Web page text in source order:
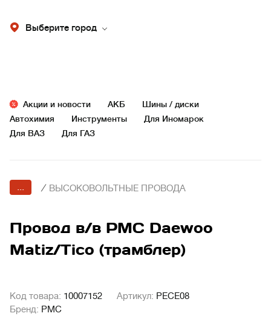
Выберите город
Акции и новости АКБ
Шины / диски
Автохимия
Инструменты
Для Иномарок
Для ВАЗ
Для ГАЗ
... / ВЫСОКОВОЛЬТНЫЕ ПРОВОДА
Провод в/в PMC Daewoo
Matiz/Tico (трамблер)
Код товара: 10007152 Артикул: PECE08
Бренд: PMC